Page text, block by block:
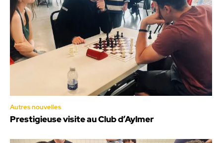
Autres nouvelles
Prestigieuse visite au Club d’Aylmer